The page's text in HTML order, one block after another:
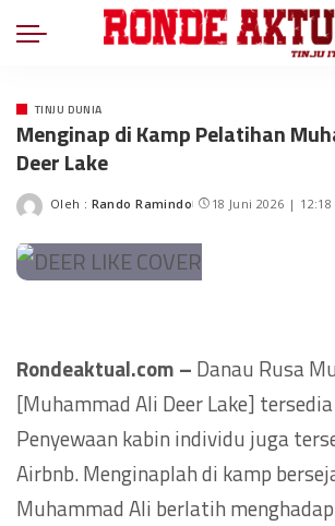
TINJU DUNIA
Menginap di Kamp Pelatihan
Deer Lake
Oleh : Rando Ramindo 18 Juni 2026 | 12:18
Rondeaktual.com – Danau Rusa
[Muhammad Ali Deer Lake]
Penyewaan kabin individu juga
Airbnb. Menginaplah di kamp
Muhammad Ali berlatih